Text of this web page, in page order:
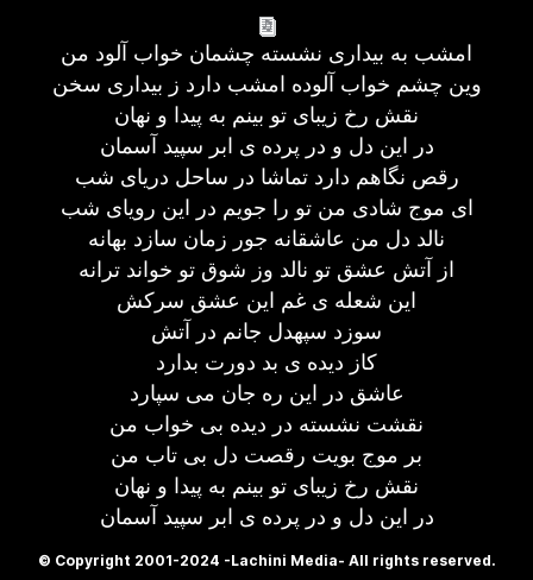
امشب به بیداری نشسته چشمان خواب آلود من
وین چشم خواب آلوده امشب دارد ز بیداری سخن
نقش رخ زیبای تو بینم به پیدا و نهان
در این دل و در پرده ی ابر سپید آسمان
رقص نگاهم دارد تماشا در ساحل دریای شب
ای موج شادی من تو را جویم در این رویای شب
نالد دل من عاشقانه جور زمان سازد بهانه
از آتش عشق تو نالد وز شوق تو خواند ترانه
این شعله ی غم این عشق سرکش
سوزد سپهدل جانم در آتش
کاز دیده ی بد دورت بدارد
عاشق در این ره جان می سپارد
نقشت نشسته در دیده بی خواب من
بر موج بویت رقصت دل بی تاب من
نقش رخ زیبای تو بینم به پیدا و نهان
در این دل و در پرده ی ابر سپید آسمان
© Copyright 2001-2024 -Lachini Media- All rights reserved.